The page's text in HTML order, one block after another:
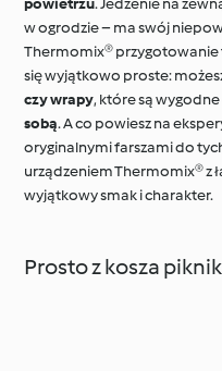
powietrzu. Jedzenie na
w ogrodzie – ma swój
Thermomix® przygotowanie
się wyjątkowo proste:
czy wrapy, które są
sobą. A co powiesz na
oryginalnymi farszami do
urządzeniem Thermomix® z
wyjątkowy smak i charakter.
Prosto z kosza